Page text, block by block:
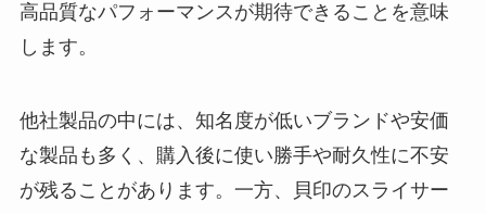
高品質なパフォーマンスが期待できることを意味
します。
他社製品の中には、知名度が低いブランドや安価
な製品も多く、購入後に使い勝手や耐久性に不安
が残ることがあります。一方、貝印のスライサー